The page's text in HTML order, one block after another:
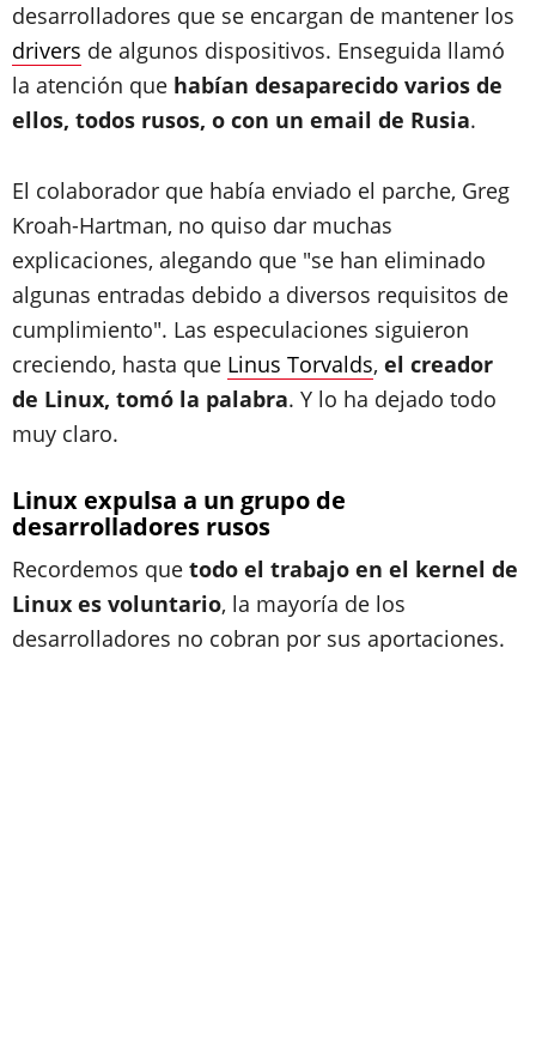
desarrolladores que se encargan de mantener los
drivers de algunos dispositivos. Enseguida llamó
la atención que habían desaparecido varios de
ellos, todos rusos, o con un email de Rusia.
El colaborador que había enviado el parche, Greg
Kroah-Hartman, no quiso dar muchas
explicaciones, alegando que "se han eliminado
algunas entradas debido a diversos requisitos de
cumplimiento". Las especulaciones siguieron
creciendo, hasta que Linus Torvalds, el creador
de Linux, tomó la palabra. Y lo ha dejado todo
muy claro.
Linux expulsa a un grupo de
desarrolladores rusos
Recordemos que todo el trabajo en el kernel de
Linux es voluntario, la mayoría de los
desarrolladores no cobran por sus aportaciones.